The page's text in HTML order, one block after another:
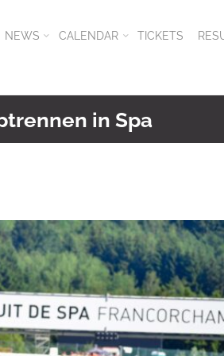
NEWS CALENDAR TICKETS
in Spa